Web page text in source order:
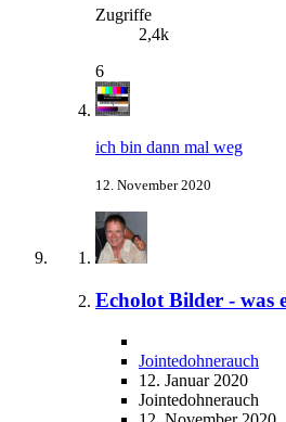
Zugriffe
2,4k
6
ich bin dann mal weg
12. November 2020
Echolot Bilder - was
Jointedohnerauch
12. Januar 2020
Jointedohnerauch